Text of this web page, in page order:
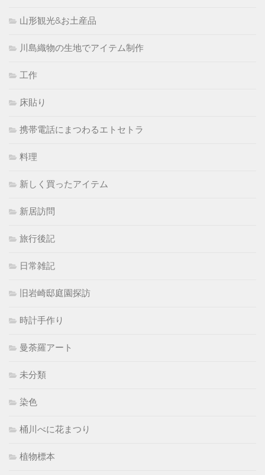
山形観光&お土産品
川島織物の生地でアイテム制作
工作
床貼り
携帯電話にまつわるエトセトラ
料理
新しく買ったアイテム
新居訪問
旅行後記
日常雑記
旧岩崎邸庭園探訪
時計手作り
曼荼羅アート
未分類
染色
桶川べに花まつり
植物標本